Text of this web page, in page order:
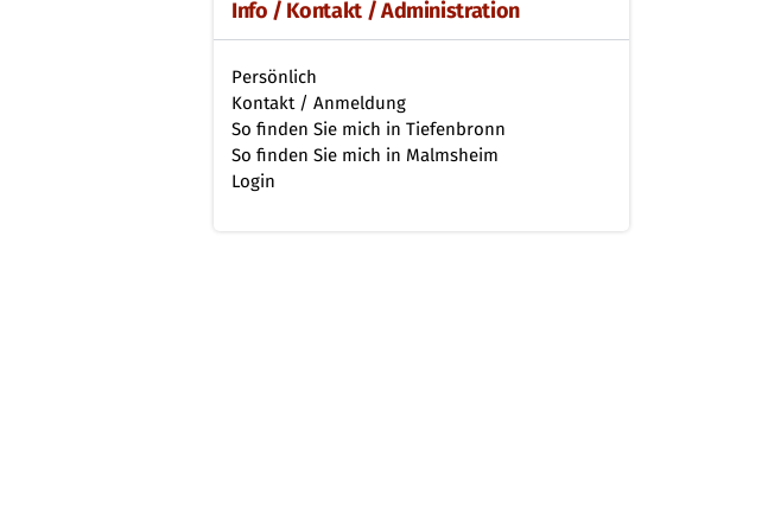
Info / Kontakt / Administration
Persönlich
Kontakt / Anmeldung
So finden Sie mich in Tiefenbronn
So finden Sie mich in Malmsheim
Login